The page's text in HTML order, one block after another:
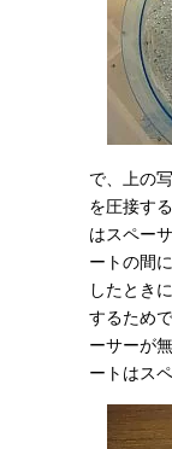
で、上の
を圧接す
はスペー
ートの間
したとき
するため
ーサーが
ートはス